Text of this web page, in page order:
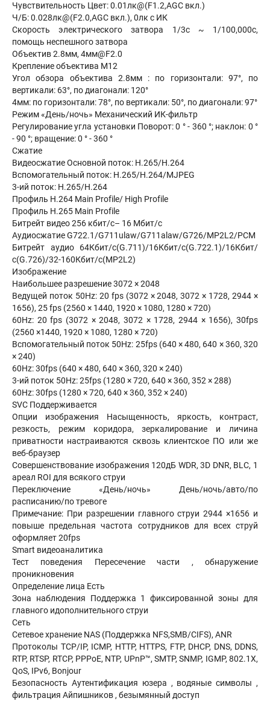
Чувствительность Цвет: 0.01лк@(F1.2,AGC вкл.)
Ч/Б: 0.028лк@(F2.0,AGC вкл.), 0лк с ИК
Скорость электрического затвора 1/3с ~ 1/100,000с,
помощь неспешного затвора
Объектив 2.8мм, 4мм@F2.0
Крепление объектива M12
Угол обзора объектива 2.8мм : по горизонтали: 97°, по
вертикали: 63°, по диагонали: 120°
4мм: по горизонтали: 78°, по вертикали: 50°, по диагонали: 97°
Режим «День/ночь» Механический ИК-фильтр
Регулирование угла установки Поворот: 0 ° - 360 °; наклон: 0 °
- 90 °; вращение: 0 ° - 360 °
Сжатие
Видеосжатие Основной поток: H.265/H.264
Вспомогательный поток: H.265/H.264/MJPEG
3-ий поток: H.265/H.264
Профиль H.264 Main Profile/ High Profile
Профиль H.265 Main Profile
Битрейт видео 256 кбит/с– 16 Мбит/с
Аудиосжатие G722.1/G711ulaw/G711alaw/G726/MP2L2/PCM
Битрейт аудио 64Кбит/с(G.711)/16Кбит/с(G.722.1)/16Кбит/
с(G.726)/32-160Кбит/с(MP2L2)
Изображение
Наибольшее разрешение 3072 × 2048
Ведущей поток 50Hz: 20 fps (3072 × 2048, 3072 × 1728, 2944 ×
1656), 25 fps (2560 × 1440, 1920 × 1080, 1280 × 720)
60Hz: 20 fps (3072 × 2048, 3072 × 1728, 2944 × 1656), 30fps
(2560 ×1440, 1920 × 1080, 1280 × 720)
Вспомогательный поток 50Hz: 25fps (640 × 480, 640 × 360, 320
× 240)
60Hz: 30fps (640 × 480, 640 × 360, 320 × 240)
3-ий поток 50Hz: 25fps (1280 × 720, 640 × 360, 352 × 288)
60Hz: 30fps (1280 × 720, 640 × 360, 352 × 240)
SVC Поддерживается
Опции изображения Насыщенность, яркость, контраст,
резкость, режим коридора, зеркалирование и личина
приватности настраиваются сквозь клиентское ПО или же
веб-браузер
Совершенствование изображения 120дБ WDR, 3D DNR, BLC, 1
ареал ROI для всякого струи
Переключение «День/ночь» День/ночь/авто/по
расписанию/по тревоге
Примечание: При разрешении главного струи 2944 ×1656 и
повыше предельная частота сотрудников для всех струй
оформляет 20fps
Smart видеоаналитика
Тест поведения Пересечение части , обнаружение
проникновения
Определение лица Есть
Зона наблюдения Поддержка 1 фиксированной зоны для
главного идополнительного струи
Сеть
Сетевое хранение NAS (Поддержка NFS,SMB/CIFS), ANR
Протоколы TCP/IP, ICMP, HTTP, HTTPS, FTP, DHCP, DNS, DDNS,
RTP, RTSP, RTCP, PPPoE, NTP, UPnP™, SMTP, SNMP, IGMP, 802.1X,
QoS, IPv6, Bonjour
Безопасность Аутентификация юзера , водяные символы ,
фильтрация Айпишников , безымянный доступ